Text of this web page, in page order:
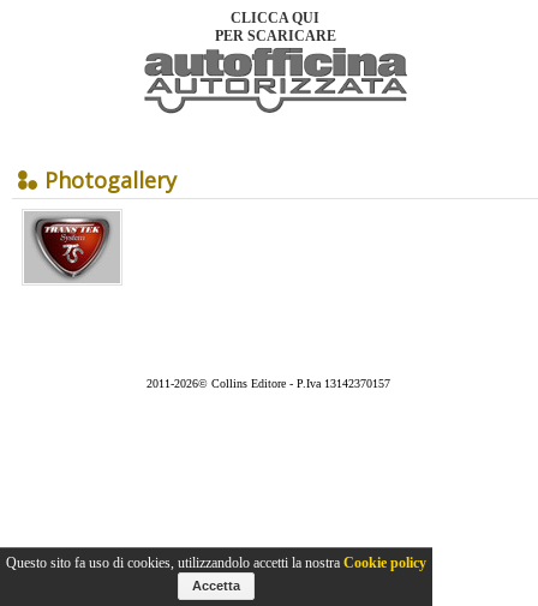
CLICCA QUI
PER SCARICARE
Photogallery
2011-2026© Collins Editore - P.Iva 13142370157
Questo sito fa uso di cookies, utilizzandolo accetti la nostra Cookie policy
Accetta